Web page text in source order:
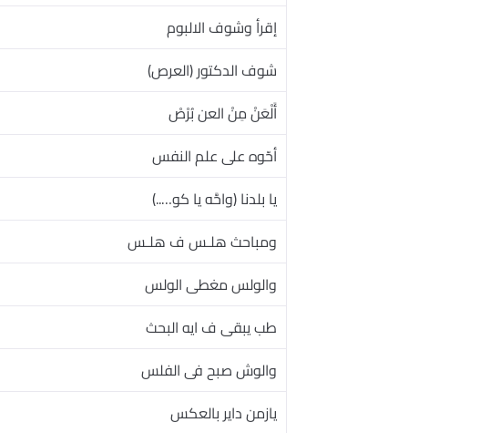
إقرأ وشوف الالبوم
شوف الدكتور (العرص)
أَلْعَنْ مِنْ العن بُرْصْ
أحّوه على علم النفس
يا بلدنا (واحَّه يا كو…..)
ومباحث هلـس ف هلـس
والولس مغطى الولس
طب يبقى ف ايه البحث
والوش صبح فى الفلس
يازمن داير بالعكس